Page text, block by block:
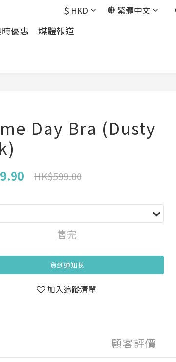
$ HKD 繁體中文
優惠
媒體報道
Day Bra (Dusty
HK$599.00
售完
貨到通知我
加入追蹤清單
顧客評價